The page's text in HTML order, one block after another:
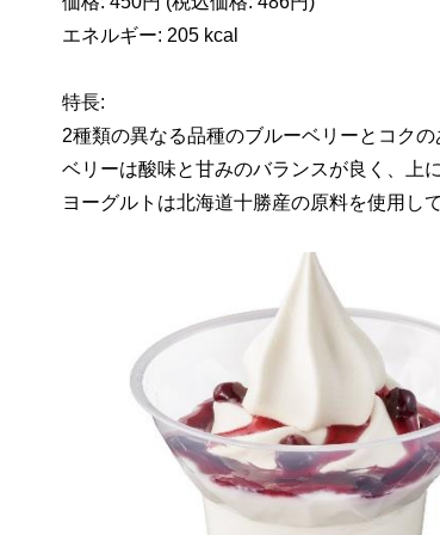
エネルギー: 205 kcal
特長:
2種類の異なる品種のブルーベリーとコク
ベリーは酸味と甘みのバランスが良く、上
ヨーグルトは北海道十勝産の原料を使用し